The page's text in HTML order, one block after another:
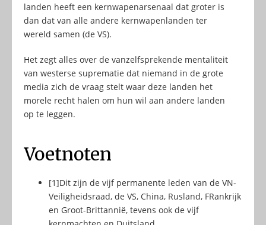
landen heeft een kernwapenarsenaal dat groter is
dan dat van alle andere kernwapenlanden ter
wereld samen (de VS).
Het zegt alles over de vanzelfsprekende mentaliteit
van westerse suprematie dat niemand in de grote
media zich de vraag stelt waar deze landen het
morele recht halen om hun wil aan andere landen
op te leggen.
Voetnoten
[1]Dit zijn de vijf permanente leden van de VN-
Veiligheidsraad, de VS, China, Rusland, FRankrijk
en Groot-Brittannië, tevens ook de vijf